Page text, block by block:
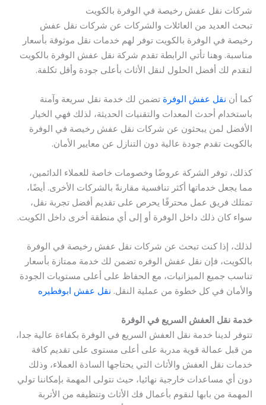
شركات نقل عفش رخيصة في الوفرة بالكويت
تبحث العديد من العائلات والشركات عن شركات نقل عفش
رخيصة في الوفرة بالكويت توفر لهم خدمات نقل موثوقة بأسعار
مناسبة. وهنا تأتي الرابطة تقدم شركة نقل عفش الوفرة بالكويت
لتقدم لك أفضل الحلول لنقل الأثاث بأعلى جودة وأقل تكلفة.
كما أن نقل عفش الوفرة تضمن لك خدمة نقل سريعة وآمنة
باستخدام أحدث المعدات والتقنيات الحديثة، لذلك فهي الخيار
الأفضل لمن يبحثون عن شركات نقل عفش رخيصة في الوفرة
بالكويت تقدم جودة عالية دون التنازل عن معايير الأمان.
كذلك، توفر الشركة عروضًا وخصومات خاصة للعملاء الدائمين،
مما يجعل خدماتها أكثر تنافسية مقارنةً بالشركات الأخرى. أيضًا،
تمتلك فريق عمل محترفًا يحرص على تقديم أفضل تجربة نقل،
سواء كان ذلك داخل الوفرة أو إلى أي منطقة أخرى داخل الكويت.
لذلك، إذا كنت تبحث عن شركات نقل عفش رخيصة في الوفرة
بالكويت، فإن نقل عفش الوفره تضمن لك خدمة ممتازة بأسعار
تناسب جميع الميزانيات، مع الحفاظ على أعلى مستويات الجودة
والأمان في كل خطوة من عملية النقل. نقل عفش ابوفطيره
خدمة نقل العفش السريع في الوفرة
تتوفر لدينا خدمة نقل العفش السريع في الوفرة بكفاءة عالية جدا،
من قبل عمالة قوية مدربة على أعلى مستوى على تقديم كافة
خدمات نقل العفش والأثاث التي يحتاجها السادة العملاء، وذلك
دون أي مساعدات خارجية نهائيا، حيث نتولى المهمة بإمكاننا تولي
المهمة من بابها لنقوم بأعمال فك الأثاث وتنظيفه من الأتربة